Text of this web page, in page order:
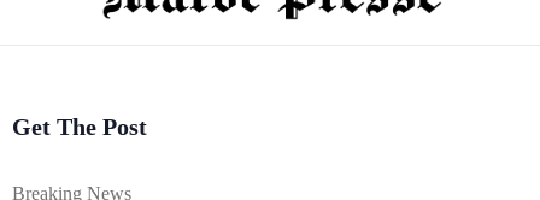
Get The Post
Breaking News